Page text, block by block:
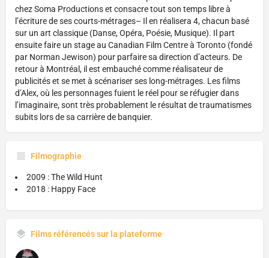
chez Soma Productions et consacre tout son temps libre à
l’écriture de ses courts-métrages– Il en réalisera 4, chacun basé
sur un art classique (Danse, Opéra, Poésie, Musique). Il part
ensuite faire un stage au Canadian Film Centre à Toronto (fondé
par Norman Jewison) pour parfaire sa direction d’acteurs. De
retour à Montréal, il est embauché comme réalisateur de
publicités et se met à scénariser ses long-métrages. Les films
d’Alex, où les personnages fuient le réel pour se réfugier dans
l’imaginaire, sont très probablement le résultat de traumatismes
subits lors de sa carrière de banquier.
Filmographie
2009 : The Wild Hunt
2018 : Happy Face
Films référencés sur la plateforme